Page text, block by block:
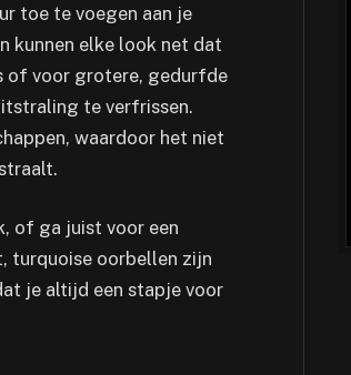
toe te voegen aan je
kunnen elke look net dat
of voor grotere, gedurfde
te verfrissen.
waardoor het niet
of ga juist voor een
turquoise oorbellen zijn
je altijd een stapje voor